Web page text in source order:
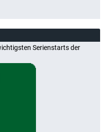
Serienstarts der